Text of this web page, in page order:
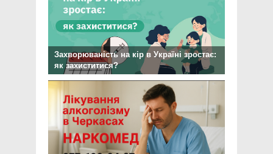
Захворюваність на кір в Україні зростає:
як захиститися?